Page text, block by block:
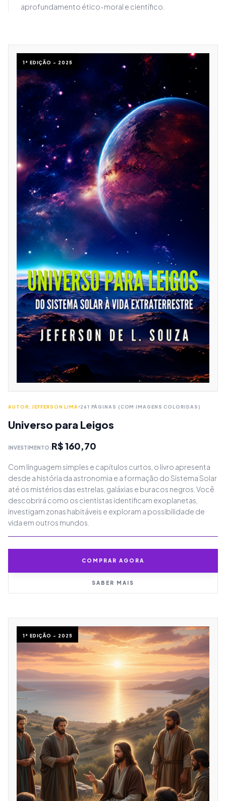
aprofundamento ético-moral e científico.
1ª EDIÇÃO - 2025
AUTOR: JEFFERSON LIMA 261 PÁGINAS (COM IMAGENS COLORIDAS)
Universo para Leigos
INVESTIMENTO:R$ 160,70
Com linguagem simples e capítulos curtos, o livro apresenta
desde a história da astronomia e a formação do Sistema Solar
até os mistérios das estrelas, galáxias e buracos negros. Você
descobrirá como os cientistas identificam exoplanetas,
investigam zonas habitáveis e exploram a possibilidade de
vida em outros mundos.
COMPRAR AGORA
SABER MAIS
1ª EDIÇÃO - 2025